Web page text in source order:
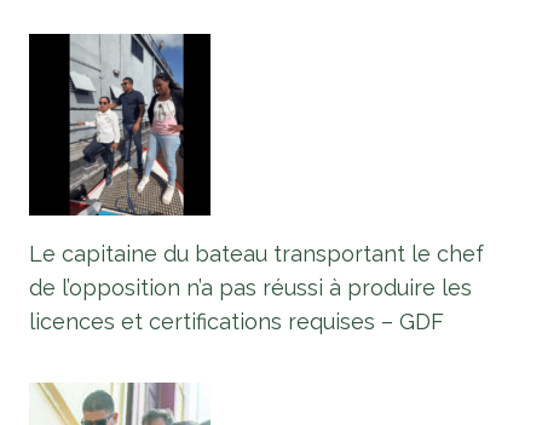
Le capitaine du bateau transportant le chef
de l’opposition n’a pas réussi à produire les
licences et certifications requises – GDF